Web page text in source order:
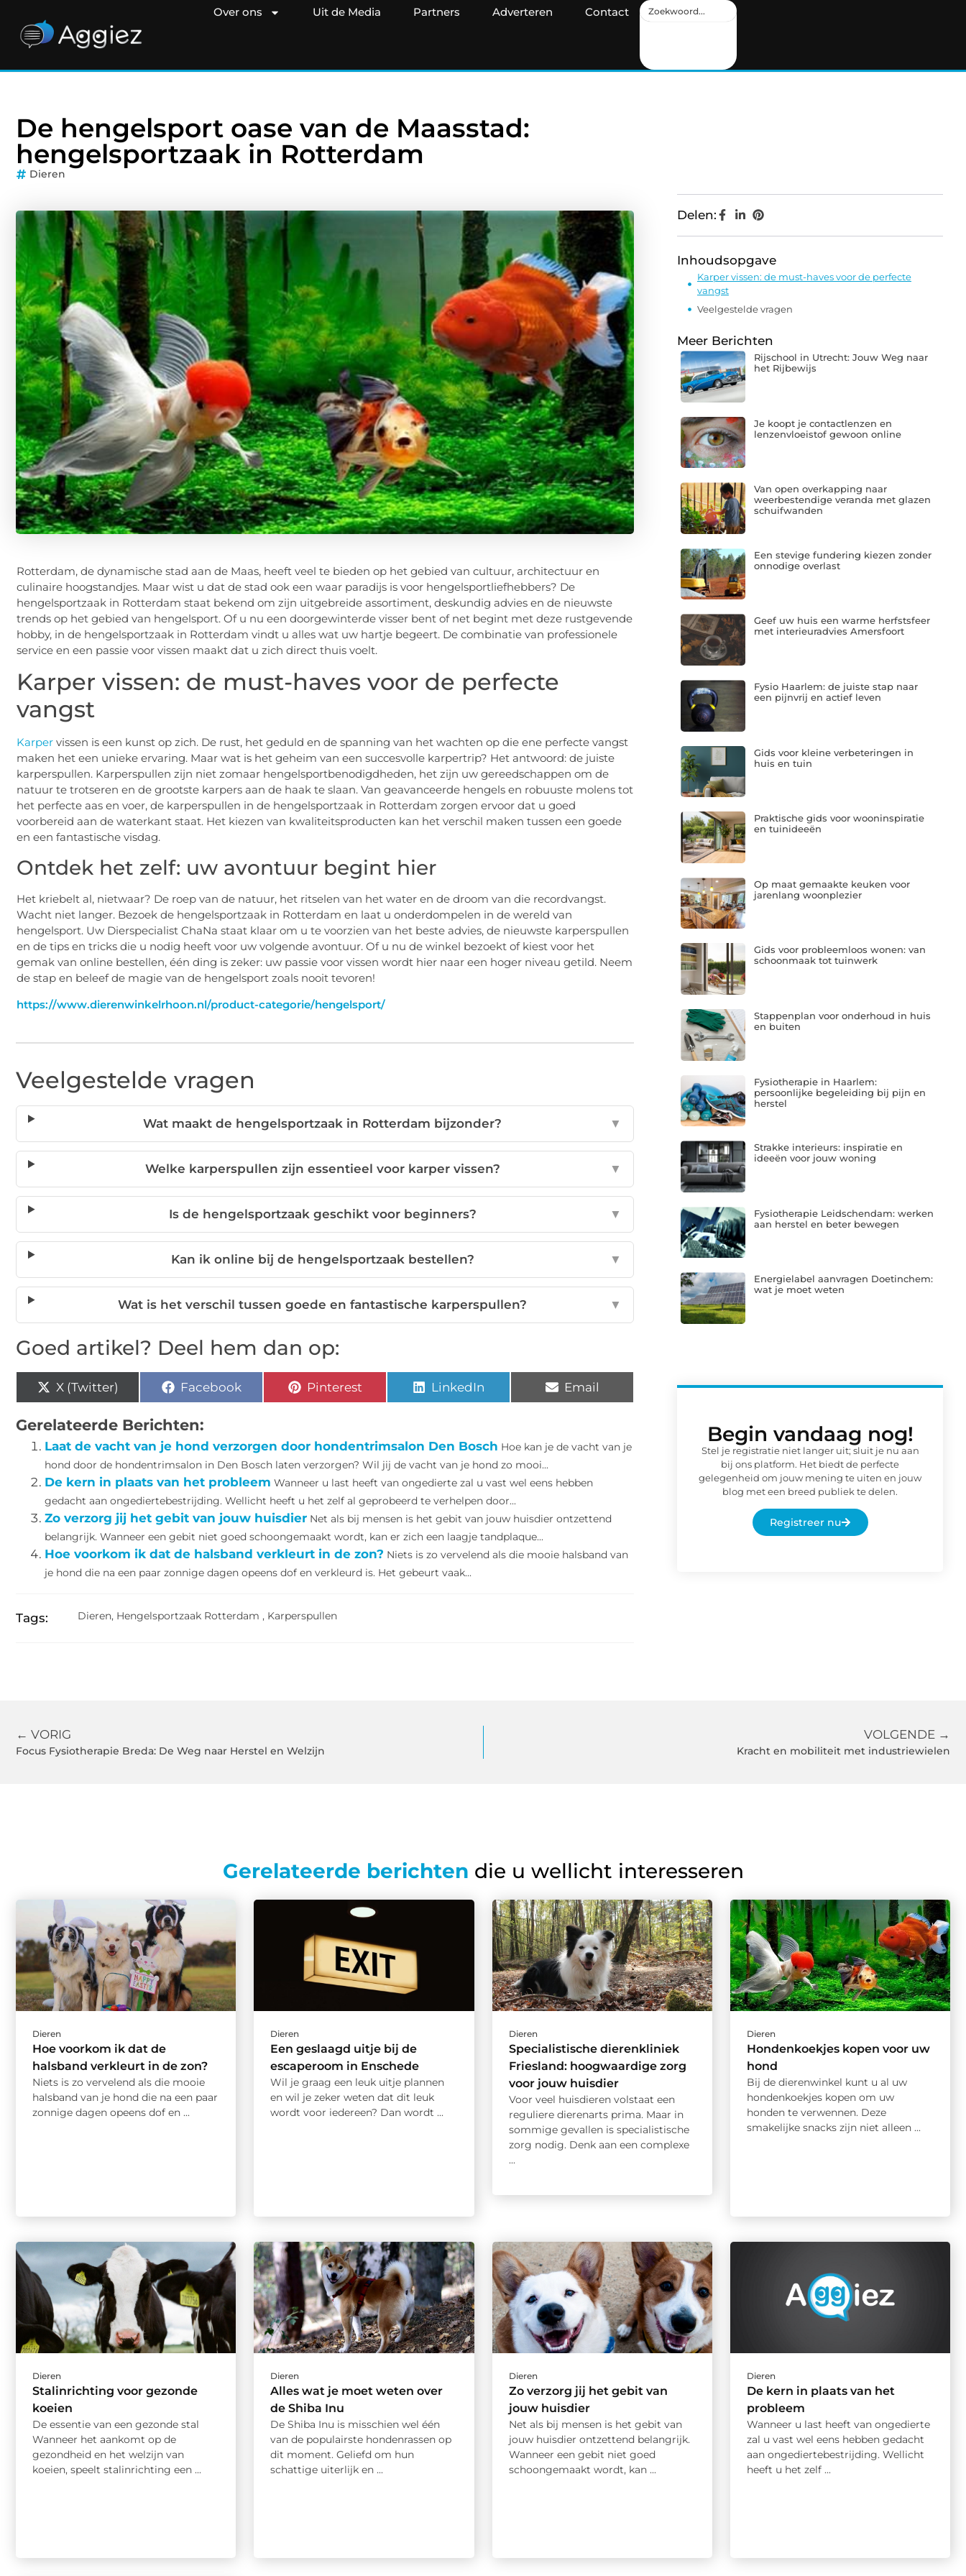
Over ons Uit de Media Partners Adverteren Contact
De hengelsport oase van de Maasstad:
hengelsportzaak in Rotterdam
Dieren
Rotterdam, de dynamische stad aan de Maas, heeft veel te bieden op het gebied van cultuur, architectuur en
culinaire hoogstandjes. Maar wist u dat de stad ook een waar paradijs is voor hengelsportliefhebbers? De
hengelsportzaak in Rotterdam staat bekend om zijn uitgebreide assortiment, deskundig advies en de nieuwste
trends op het gebied van hengelsport. Of u nu een doorgewinterde visser bent of net begint met deze rustgevende
hobby, in de hengelsportzaak in Rotterdam vindt u alles wat uw hartje begeert. De combinatie van professionele
service en een passie voor vissen maakt dat u zich direct thuis voelt.
Karper vissen: de must-haves voor de perfecte
vangst
Karper vissen is een kunst op zich. De rust, het geduld en de spanning van het wachten op die ene perfecte vangst
maken het een unieke ervaring. Maar wat is het geheim van een succesvolle karpertrip? Het antwoord: de juiste
karperspullen. Karperspullen zijn niet zomaar hengelsportbenodigdheden, het zijn uw gereedschappen om de
natuur te trotseren en de grootste karpers aan de haak te slaan. Van geavanceerde hengels en robuuste molens tot
het perfecte aas en voer, de karperspullen in de hengelsportzaak in Rotterdam zorgen ervoor dat u goed
voorbereid aan de waterkant staat. Het kiezen van kwaliteitsproducten kan het verschil maken tussen een goede
en een fantastische visdag.
Ontdek het zelf: uw avontuur begint hier
Het kriebelt al, nietwaar? De roep van de natuur, het ritselen van het water en de droom van die recordvangst.
Wacht niet langer. Bezoek de hengelsportzaak in Rotterdam en laat u onderdompelen in de wereld van
hengelsport. Uw Dierspecialist ChaNa staat klaar om u te voorzien van het beste advies, de nieuwste karperspullen
en de tips en tricks die u nodig heeft voor uw volgende avontuur. Of u nu de winkel bezoekt of kiest voor het
gemak van online bestellen, één ding is zeker: uw passie voor vissen wordt hier naar een hoger niveau getild. Neem
de stap en beleef de magie van de hengelsport zoals nooit tevoren!
https://www.dierenwinkelrhoon.nl/product-categorie/hengelsport/
Veelgestelde vragen
Wat maakt de hengelsportzaak in Rotterdam bijzonder? ▼
Welke karperspullen zijn essentieel voor karper vissen? ▼
Is de hengelsportzaak geschikt voor beginners? ▼
Kan ik online bij de hengelsportzaak bestellen? ▼
Wat is het verschil tussen goede en fantastische karperspullen? ▼
Goed artikel? Deel hem dan op:
X (Twitter) Facebook Pinterest LinkedIn Email
Gerelateerde Berichten:
Laat de vacht van je hond verzorgen door hondentrimsalon Den Bosch Hoe kan je de vacht van je
hond door de hondentrimsalon in Den Bosch laten verzorgen? Wil jij de vacht van je hond zo mooi...
De kern in plaats van het probleem Wanneer u last heeft van ongedierte zal u vast wel eens hebben
gedacht aan ongediertebestrijding. Wellicht heeft u het zelf al geprobeerd te verhelpen door...
Zo verzorg jij het gebit van jouw huisdier Net als bij mensen is het gebit van jouw huisdier ontzettend
belangrijk. Wanneer een gebit niet goed schoongemaakt wordt, kan er zich een laagje tandplaque...
Hoe voorkom ik dat de halsband verkleurt in de zon? Niets is zo vervelend als die mooie halsband van
je hond die na een paar zonnige dagen opeens dof en verkleurd is. Het gebeurt vaak...
Tags: Dieren, Hengelsportzaak Rotterdam , Karperspullen
Delen:
Inhoudsopgave
Karper vissen: de must-haves voor de perfecte
vangst
Veelgestelde vragen
Meer Berichten
Rijschool in Utrecht: Jouw Weg naar
het Rijbewijs
Je koopt je contactlenzen en
lenzenvloeistof gewoon online
Van open overkapping naar
weerbestendige veranda met glazen
schuifwanden
Een stevige fundering kiezen zonder
onnodige overlast
Geef uw huis een warme herfstsfeer
met interieuradvies Amersfoort
Fysio Haarlem: de juiste stap naar
een pijnvrij en actief leven
Gids voor kleine verbeteringen in
huis en tuin
Praktische gids voor wooninspiratie
en tuinideeën
Op maat gemaakte keuken voor
jarenlang woonplezier
Gids voor probleemloos wonen: van
schoonmaak tot tuinwerk
Stappenplan voor onderhoud in huis
en buiten
Fysiotherapie in Haarlem:
persoonlijke begeleiding bij pijn en
herstel
Strakke interieurs: inspiratie en
ideeën voor jouw woning
Fysiotherapie Leidschendam: werken
aan herstel en beter bewegen
Energielabel aanvragen Doetinchem:
wat je moet weten
Begin vandaag nog!
Stel je registratie niet langer uit; sluit je nu aan
bij ons platform. Het biedt de perfecte
gelegenheid om jouw mening te uiten en jouw
blog met een breed publiek te delen.
Registreer nu
← VORIG
Focus Fysiotherapie Breda: De Weg naar Herstel en Welzijn
VOLGENDE →
Kracht en mobiliteit met industriewielen
Gerelateerde berichten die u wellicht interesseren
Dieren
Hoe voorkom ik dat de
halsband verkleurt in de zon?
Niets is zo vervelend als die mooie
halsband van je hond die na een paar
zonnige dagen opeens dof en ...
Dieren
Een geslaagd uitje bij de
escaperoom in Enschede
Wil je graag een leuk uitje plannen
en wil je zeker weten dat dit leuk
wordt voor iedereen? Dan wordt ...
Dieren
Specialistische dierenkliniek
Friesland: hoogwaardige zorg
voor jouw huisdier
Voor veel huisdieren volstaat een
reguliere dierenarts prima. Maar in
sommige gevallen is specialistische
zorg nodig. Denk aan een complexe
...
Dieren
Hondenkoekjes kopen voor uw
hond
Bij de dierenwinkel kunt u al uw
hondenkoekjes kopen om uw
honden te verwennen. Deze
smakelijke snacks zijn niet alleen ...
Dieren
Stalinrichting voor gezonde
koeien
De essentie van een gezonde stal
Wanneer het aankomt op de
gezondheid en het welzijn van
koeien, speelt stalinrichting een ...
Dieren
Alles wat je moet weten over
de Shiba Inu
De Shiba Inu is misschien wel één
van de populairste hondenrassen op
dit moment. Geliefd om hun
schattige uiterlijk en ...
Dieren
Zo verzorg jij het gebit van
jouw huisdier
Net als bij mensen is het gebit van
jouw huisdier ontzettend belangrijk.
Wanneer een gebit niet goed
schoongemaakt wordt, kan ...
Dieren
De kern in plaats van het
probleem
Wanneer u last heeft van ongedierte
zal u vast wel eens hebben gedacht
aan ongediertebestrijding. Wellicht
heeft u het zelf ...